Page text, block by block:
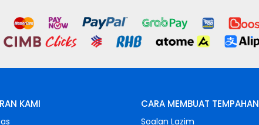
KAMI CARA MEMBUAT TEMPAHAN
Soalan Lazim